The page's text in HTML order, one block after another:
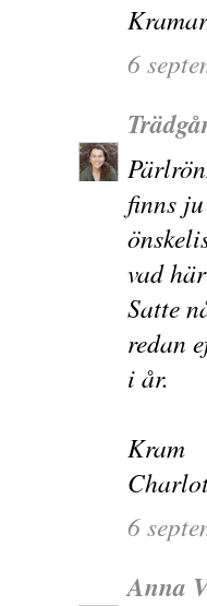
6
finns
vad
Satte
redan
i år.
Kram
6
Anna